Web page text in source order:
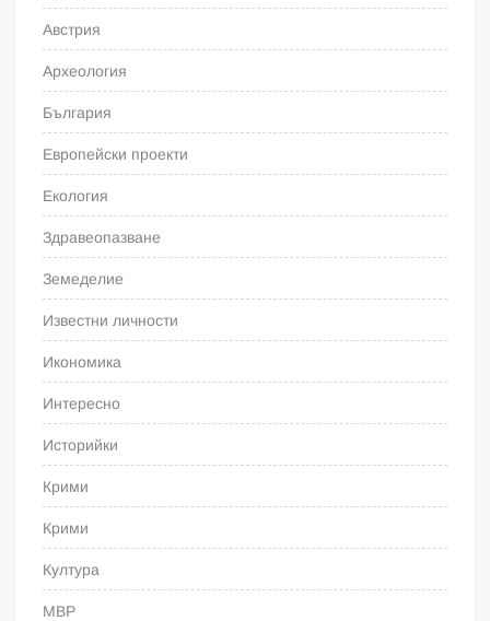
Австрия
Археология
България
Европейски проекти
Екология
Здравеопазване
Земеделие
Известни личности
Икономика
Интересно
Историйки
Крими
Крими
Култура
МВР